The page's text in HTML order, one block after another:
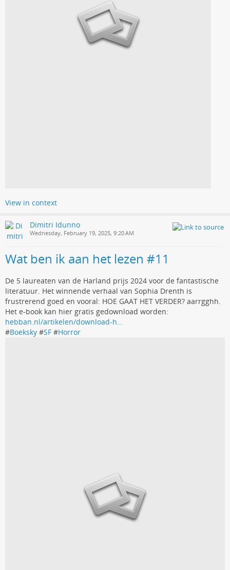
View in context
Dimitri Idunno
Wednesday, February 19, 2025, 9:20 AM
Wat ben ik aan het lezen #11
De 5 laureaten van de Harland prijs 2024 voor de fantastische
literatuur. Het winnende verhaal van Sophia Drenth is
frustrerend goed en vooral: HOE GAAT HET VERDER? aarrgghh.
Het e-book kan hier gratis gedownload worden:
hebban.nl/artikelen/download-h…
#Boeksky #SF #Horror